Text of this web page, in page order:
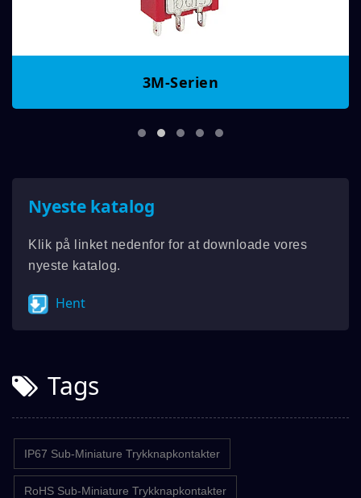
3M-Serien
Nyeste katalog
Klik på linket nedenfor for at downloade vores
nyeste katalog.
Hent
Tags
IP67 Sub-Miniature Trykknapkontakter
RoHS Sub-Miniature Trykknapkontakter